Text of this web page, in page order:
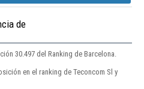
de
30.497 del Ranking de Barcelona.
en el ranking de Teconcom Sl y